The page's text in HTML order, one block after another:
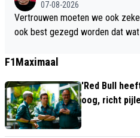
B's die Ajax al heeft, dus incl. Zahouadi. Waarom
er koppelt aan Baas snap ik ook
an bedenken is het bericht dat Baas al
07-08-2026
Vertrouwen moeten we ook
ook best gezegd worden dat
al draaien wat Leo kan amper op
F1Maximaal
'Red Bull
oog, richt